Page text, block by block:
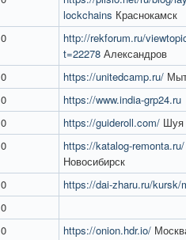
lockchains Краснокамск
0
http://rekforum.ru/
t=22278 Александров
0 https://unitedcamp.ru/
0
https://www.india-grp24.ru
0 https://guideroll.com/ Шуя
0
https://katalog-remonta.ru/
Новосибирск
0
https://dai-zharu.ru/kursk/
0
0 https://onion.hdr.io/